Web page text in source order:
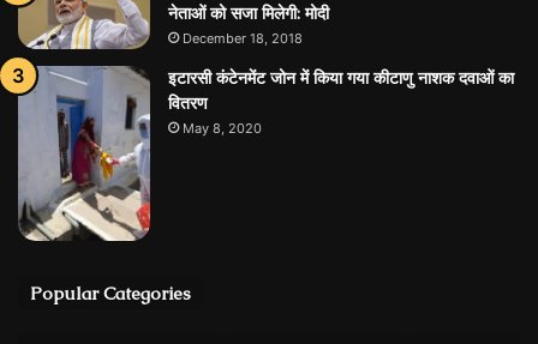
नेताओं को सजा मिलेगी: मोदी
December 18, 2018
इटारसी कंटेनमेंट जोन में किया गया कीटाणु नाशक दवाओं का
वितरण
May 8, 2020
Popular Categories